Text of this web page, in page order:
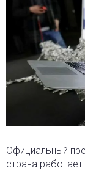
Официальный
страна